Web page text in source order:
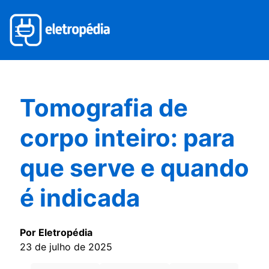
Tomografia de
corpo inteiro: para
que serve e quando
é indicada
Por Eletropédia
23 de julho de 2025